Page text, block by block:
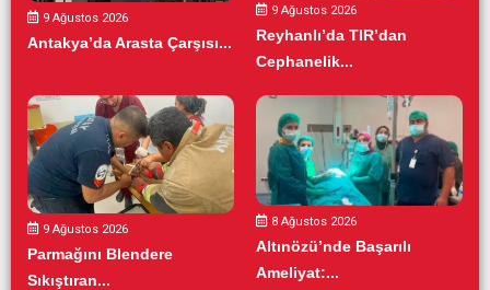
9 Ağustos 2026
Antakya’da Arasta Çarşısı...
9 Ağustos 2026
Reyhanlı’da TIR’dan
Cephanelik...
9 Ağustos 2026
Parmağını Blendere
Sıkıştıran...
8 Ağustos 2026
Altınözü’nde Başarılı
Ameliyat:...